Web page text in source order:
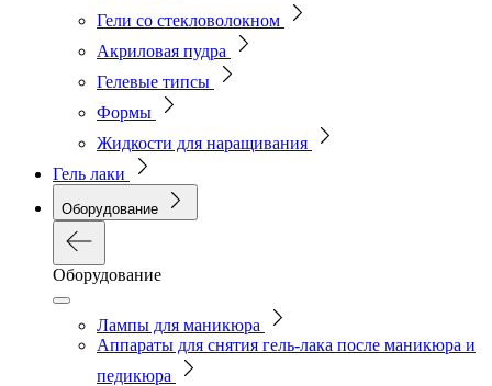
Гели со стекловолокном
Акриловая пудра
Гелевые типсы
Формы
Жидкости для наращивания
Гель лаки
Оборудование
Оборудование
Лампы для маникюра
Аппараты для снятия гель-лака после маникюра и
педикюра